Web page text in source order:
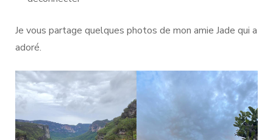
Je vous partage quelques photos de mon amie Jade qui a
adoré.